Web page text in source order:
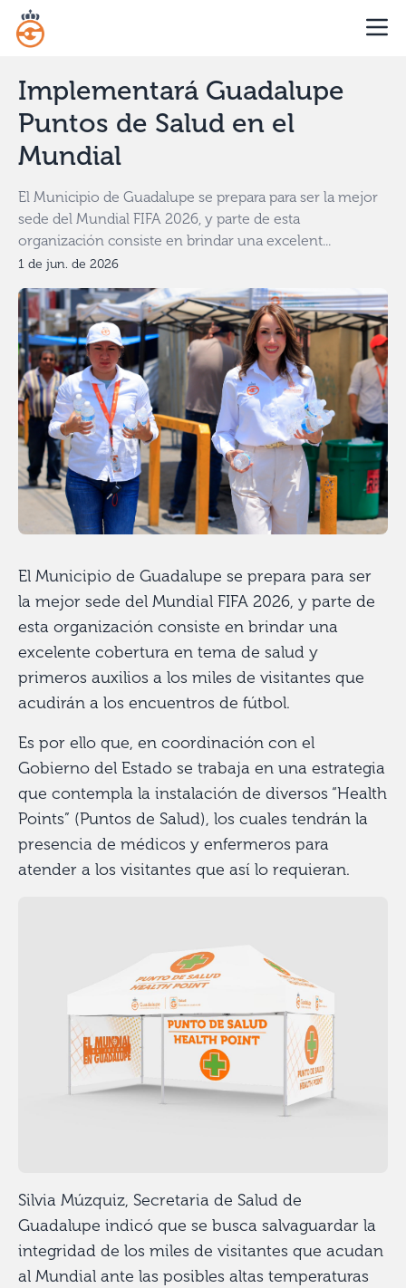
Implementará Guadalupe
Puntos de Salud en el
Mundial
El Municipio de Guadalupe se prepara para ser la mejor
sede del Mundial FIFA 2026, y parte de esta
organización consiste en brindar una excelent...
1 de jun. de 2026
El Municipio de Guadalupe se prepara para ser
la mejor sede del Mundial FIFA 2026, y parte de
esta organización consiste en brindar una
excelente cobertura en tema de salud y
primeros auxilios a los miles de visitantes que
acudirán a los encuentros de fútbol.
Es por ello que, en coordinación con el
Gobierno del Estado se trabaja en una estrategia
que contempla la instalación de diversos “Health
Points” (Puntos de Salud), los cuales tendrán la
presencia de médicos y enfermeros para
atender a los visitantes que así lo requieran.
Silvia Múzquiz, Secretaria de Salud de
Guadalupe indicó que se busca salvaguardar la
integridad de los miles de visitantes que acudan
al Mundial ante las posibles altas temperaturas